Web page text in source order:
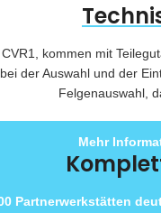
kommen mit
der Auswahl und der
Felgenauswahl,
Mehr
Partnerwerkstätten